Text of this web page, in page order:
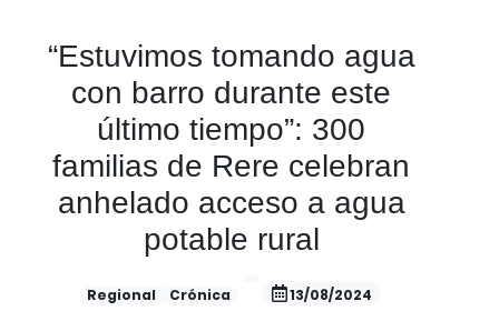
“Estuvimos tomando agua
con barro durante este
último tiempo”: 300
familias de Rere celebran
anhelado acceso a agua
potable rural
Regional Crónica 13/08/2024